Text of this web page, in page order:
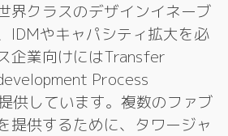
界クラスのデザインイネーブ
IDMやキャパシティ拡大を必
企業向けにはTransfer
Process
供しています。複数のファブ
提供するために、タワージャ